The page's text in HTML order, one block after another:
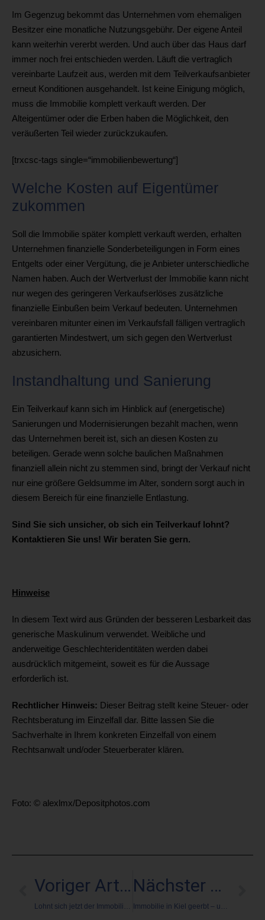
Im Gegenzug bekommt das Unternehmen vom ehemaligen
Besitzer eine monatliche Nutzungsgebühr. Der eigene Anteil
kann weiterhin vererbt werden. Und auch über das Haus darf
immer noch frei entschieden werden. Läuft die vertraglich
vereinbarte Laufzeit aus, werden mit dem Teilverkaufsanbieter
erneut Konditionen ausgehandelt. Ist keine Einigung möglich,
muss die Immobilie komplett verkauft werden. Der
Alteigentümer oder die Erben haben die Möglichkeit, den
veräußerten Teil wieder zurückzukaufen.
[trxcsc-tags single=“immobilienbewertung“]
Welche Kosten auf Eigentümer
zukommen
Soll die Immobilie später komplett verkauft werden, erhalten
Unternehmen finanzielle Sonderbeteiligungen in Form eines
Entgelts oder einer Vergütung, die je Anbieter unterschiedliche
Namen haben. Auch der Wertverlust der Immobilie kann nicht
nur wegen des geringeren Verkaufserlöses zusätzliche
finanzielle Einbußen beim Verkauf bedeuten. Unternehmen
vereinbaren mitunter einen im Verkaufsfall fälligen vertraglich
garantierten Mindestwert, um sich gegen den Wertverlust
abzusichern.
Instandhaltung und Sanierung
Ein Teilverkauf kann sich im Hinblick auf (energetische)
Sanierungen und Modernisierungen bezahlt machen, wenn
das Unternehmen bereit ist, sich an diesen Kosten zu
beteiligen. Gerade wenn solche baulichen Maßnahmen
finanziell allein nicht zu stemmen sind, bringt der Verkauf nicht
nur eine größere Geldsumme im Alter, sondern sorgt auch in
diesem Bereich für eine finanzielle Entlastung.
Sind Sie sich unsicher, ob sich ein Teilverkauf lohnt?
Kontaktieren Sie uns! Wir beraten Sie gern.
Hinweise
In diesem Text wird aus Gründen der besseren Lesbarkeit das
generische Maskulinum verwendet. Weibliche und
anderweitige Geschlechteridentitäten werden dabei
ausdrücklich mitgemeint, soweit es für die Aussage
erforderlich ist.
Rechtlicher Hinweis: Dieser Beitrag stellt keine Steuer- oder
Rechtsberatung im Einzelfall dar. Bitte lassen Sie die
Sachverhalte in Ihrem konkreten Einzelfall von einem
Rechtsanwalt und/oder Steuerberater klären.
Foto: © alexlmx/Depositphotos.com
Voriger Artikel
Lohnt sich jetzt der Immobilienkauf?
Nächster Artikel
Immobilie in Kiel geerbt – und jetzt?